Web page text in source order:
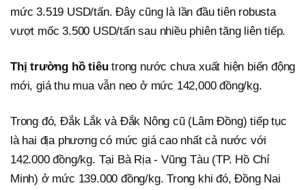
mức 3.519 USD/tấn. Đây cũng là lần đầu tiên robusta
vượt mốc 3.500 USD/tấn sau nhiều phiên tăng liên tiếp.
Thị trường hồ tiêutrong nước chưa xuất hiện biến động
mới, giá thu mua vẫn neo ở mức 142,000 đồng/kg.
Trong đó, Đắk Lắk và Đắk Nông cũ (Lâm Đồng) tiếp tục
là hai địa phương có mức giá cao nhất cả nước với
142.000 đồng/kg. Tại Bà Rịa - Vũng Tàu (TP. Hồ Chí
Minh) ở mức 139.000 đồng/kg. Trong khi đó, Đồng Nai